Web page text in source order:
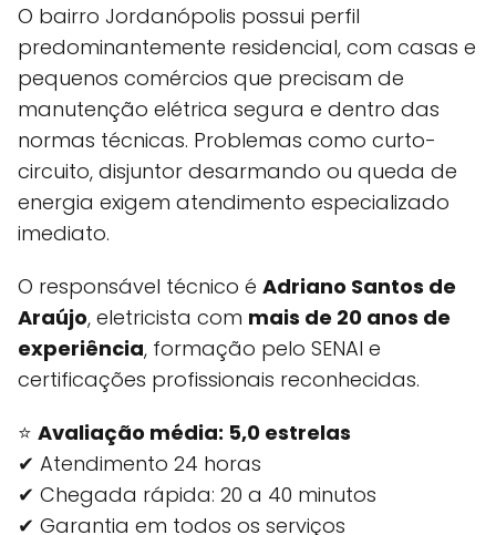
O bairro Jordanópolis possui perfil
predominantemente residencial, com casas e
pequenos comércios que precisam de
manutenção elétrica segura e dentro das
normas técnicas. Problemas como curto-
circuito, disjuntor desarmando ou queda de
energia exigem atendimento especializado
imediato.
O responsável técnico é Adriano Santos de
Araújo, eletricista com mais de 20 anos de
experiência, formação pelo SENAI e
certificações profissionais reconhecidas.
⭐ Avaliação média: 5,0 estrelas
✔ Atendimento 24 horas
✔ Chegada rápida: 20 a 40 minutos
✔ Garantia em todos os serviços